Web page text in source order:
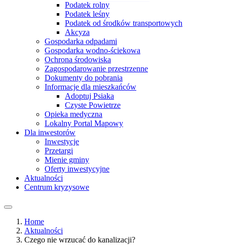
Podatek rolny
Podatek leśny
Podatek od środków transportowych
Akcyza
Gospodarka odpadami
Gospodarka wodno-ściekowa
Ochrona środowiska
Zagospodarowanie przestrzenne
Dokumenty do pobrania
Informacje dla mieszkańców
Adoptuj Psiaka
Czyste Powietrze
Opieka medyczna
Lokalny Portal Mapowy
Dla inwestorów
Inwestycje
Przetargi
Mienie gminy
Oferty inwestycyjne
Aktualności
Centrum kryzysowe
Home
Aktualności
Czego nie wrzucać do kanalizacji?